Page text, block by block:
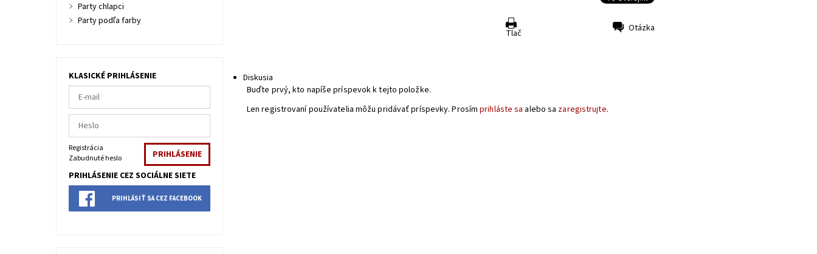
Tlač Otázka
Diskusia
Buďte prvý, kto napíše príspevok k tejto položke.
Len registrovaní používatelia môžu pridávať príspevky. Prosímprihláste sa alebo sa zaregistrujte.
Party chlapci
Party podľa farby
KLASICKÉ PRIHLÁSENIE
Registrácia
Zabudnuté heslo
PRIHLÁSENIE CEZ SOCIÁLNE SIETE
PRIHLÁSIŤ SA CEZ FACEBOOK